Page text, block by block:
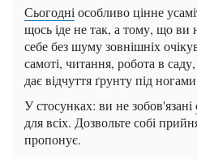
Сьогодніособливо цінне
щось іде не так, а тому, що ви
себе без шуму зовнішніх
самоті, читання, робота в
дає відчуття ґрунту під
У стосунках: ви не зобов'язані
для всіх. Дозвольте собі
пропонує.